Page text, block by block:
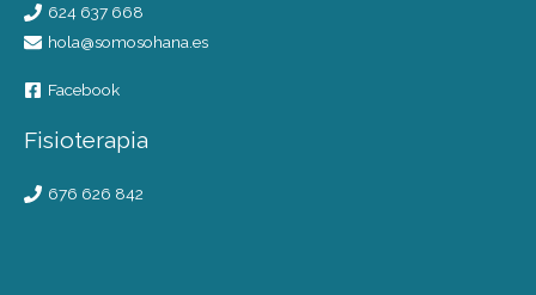
624 637 668
hola@somosohana.es
Facebook
Fisioterapia
676 626 842